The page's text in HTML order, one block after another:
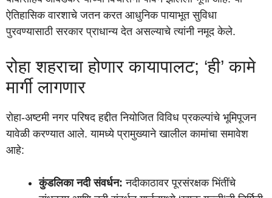
ऐतिहासिक वारशाचे जतन करत आधुनिक पायाभूत सुविधा
पुरवण्यासाठी सरकार प्राधान्य देत असल्याचे त्यांनी नमूद केले.
रोहा शहराचा होणार कायापालट; ‘ही’ कामे
मार्गी लागणार
रोहा-अष्टमी नगर परिषद हद्दीत नियोजित विविध प्रकल्पांचे भूमिपूजन
यावेळी करण्यात आले. यामध्ये प्रामुख्याने खालील कामांचा समावेश
आहे:
कुंडलिका नदी संवर्धन: नदीकाठावर पूरसंरक्षक भिंतींचे